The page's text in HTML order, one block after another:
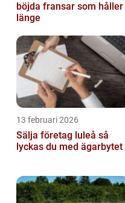
böjda fransar som håller
länge
13 februari 2026
Sälja företag luleå så
lyckas du med ägarbytet